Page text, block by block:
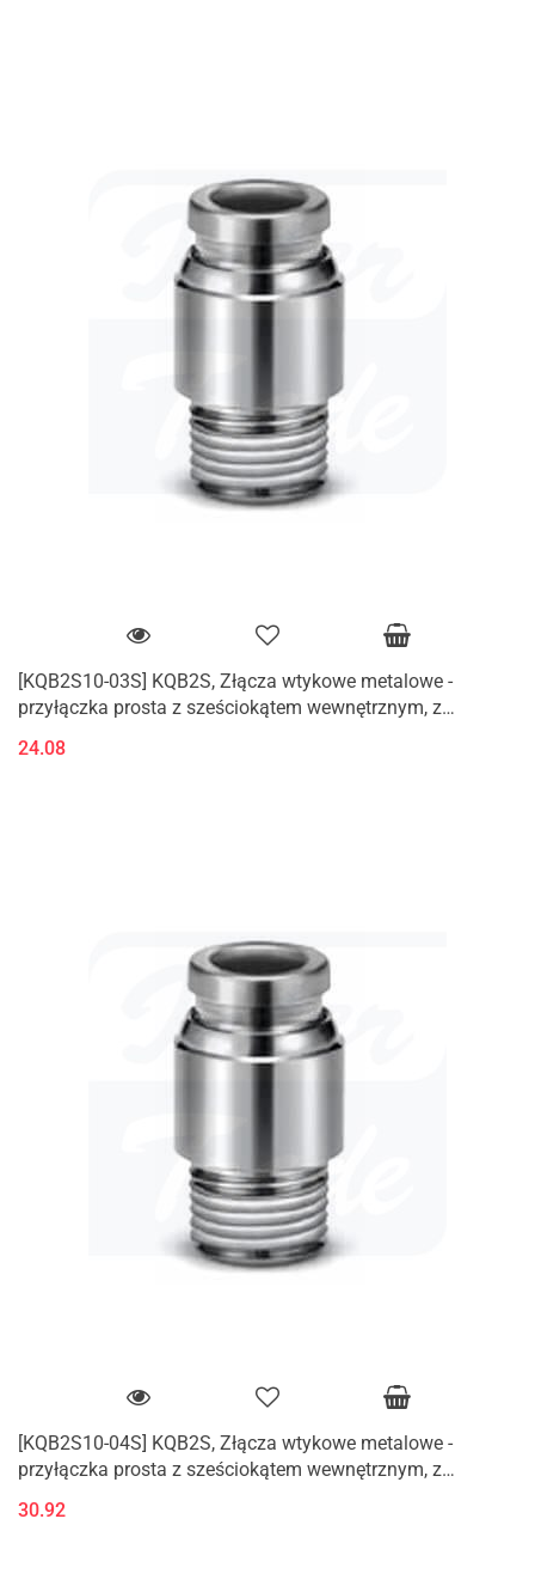
[KQB2S10-03S] KQB2S, Złącza wtykowe metalowe -
przyłączka prosta z sześciokątem wewnętrznym, z
24.08
[KQB2S10-04S] KQB2S, Złącza wtykowe metalowe -
przyłączka prosta z sześciokątem wewnętrznym, z
30.92